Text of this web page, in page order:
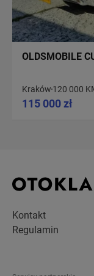
OLDSMOBILE
Kraków 120 000
115 000 zł
Kontakt
Regulamin